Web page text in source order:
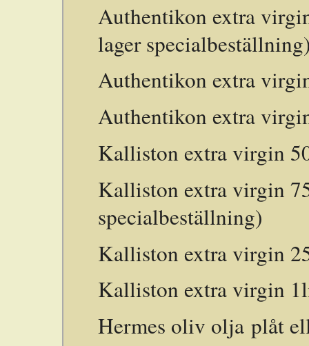
Authentikon extra
lager
Authentikon extra
Authentikon extra
Kalliston extra virgin
Kalliston extra virgin
specialbeställning)
Kalliston extra virgin
Kalliston extra virgin
Hermes oliv olja plåt